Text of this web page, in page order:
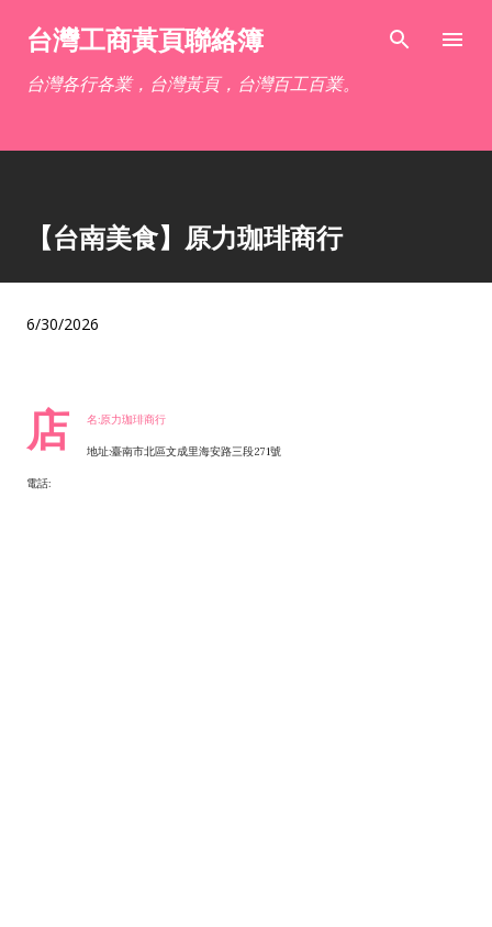
跳到主要內容
台灣工商黃頁聯絡簿
台灣各行各業，台灣黃頁，台灣百工百業。
【台南美食】原力珈琲商行
6/30/2026
店 名:原力珈琲商行
地址:臺南市北區文成里海安路三段271號
電話: